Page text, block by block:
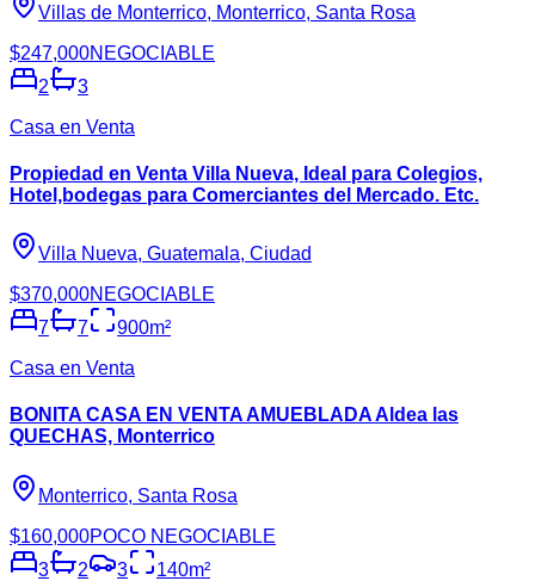
Villas de Monterrico, Monterrico, Santa Rosa
$247,000NEGOCIABLE
2
3
Casa en Venta
Propiedad en Venta Villa Nueva, Ideal para Colegios,
Hotel,bodegas para Comerciantes del Mercado. Etc.
Villa Nueva, Guatemala, Ciudad
$370,000NEGOCIABLE
7
7 900m²
Casa en Venta
BONITA CASA EN VENTA AMUEBLADA Aldea las
QUECHAS, Monterrico
Monterrico, Santa Rosa
$160,000POCO NEGOCIABLE
3
2 3 140m²